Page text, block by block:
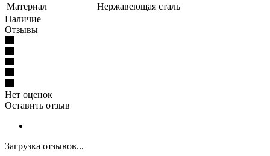
Материал
Нержавеющая сталь
Наличие
Отзывы
Нет оценок
Оставить отзыв
Загрузка отзывов...